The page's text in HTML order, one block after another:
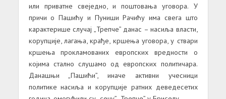
или приватне свеједно, и поштовања уговора. У
причи о Пашићу и Пуниши Рачићу има свега што
карактерише случај „Трепче” данас – насиља власти,
корупције, лагања, крађе, кршења уговора, у ствари
кршења прокламованих европских вредности о
којима стално слушамо од европских политичара.
Данашњи „Пашићи”, иначе активни учесници
политике насиља и корупције ратних деведесетих